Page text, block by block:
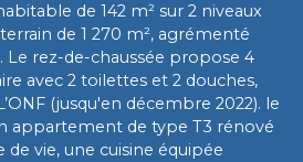
de 142 m² sur 2 niveaux
de 1 270 m², agrémenté
Le rez-de-chaussée propose 4
avec 2 toilettes et 2 douches,
(jusqu'en décembre 2022). le
appartement de type T3 rénové
vie, une cuisine équipée